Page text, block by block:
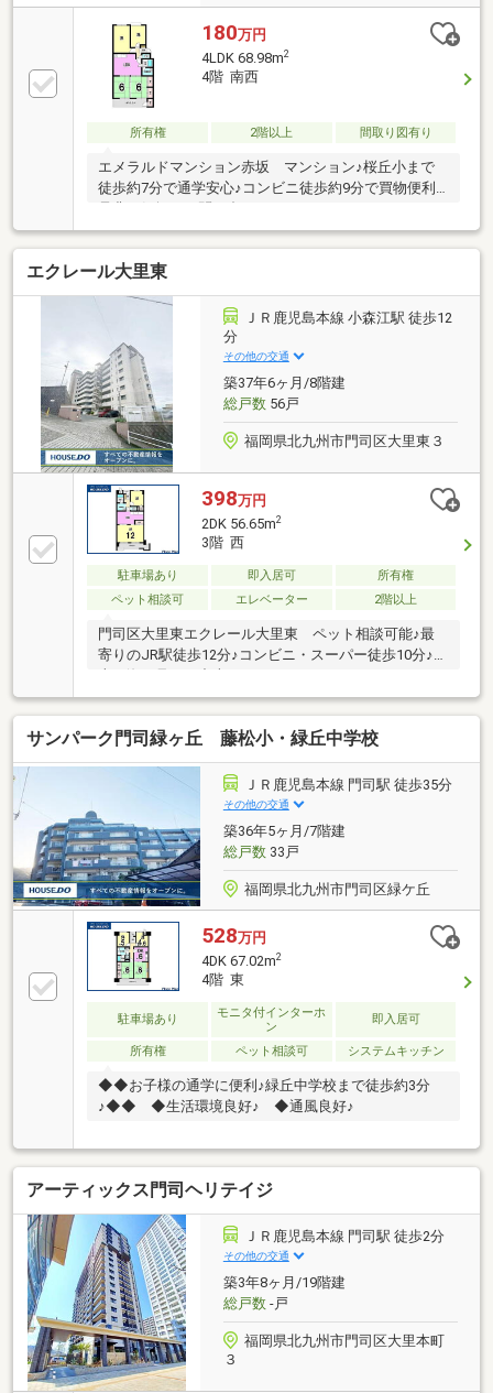
180万円
4LDK 68.98m2
4階 南西
所有権 2階以上 間取り図有り
エメラルドマンション赤坂 マンション♪桜丘小まで
徒歩約7分で通学安心♪コンビニ徒歩約9分で買物便利♪
エクレール大里東
ＪＲ鹿児島本線 小森江駅 徒歩12
分
その他の交通
築37年6ヶ月/8階建
総戸数56戸
福岡県北九州市門司区大里東３
398万円
2DK 56.65m2
3階 西
駐車場あり 即入居可
所有権
ペット相談可
エレベーター 2階以上
門司区大里東エクレール大里東 ペット相談可能♪最
寄りのJR駅徒歩12分♪コンビニ・スーパー徒歩10分♪花
火と海が見える中古マンション♪
サンパーク門司緑ヶ丘 藤松小・緑丘中学校
ＪＲ鹿児島本線 門司駅 徒歩35分
その他の交通
築36年5ヶ月/7階建
総戸数33戸
福岡県北九州市門司区緑ケ丘
528万円
4DK 67.02m2
4階 東
駐車場あり
モニタ付インターホ
ン
即入居可
所有権 ペット相談可 システムキッチン
◆◆お子様の通学に便利♪緑丘中学校まで徒歩約3分
♪◆◆ ◆生活環境良好♪ ◆通風良好♪
アーティックス門司ヘリテイジ
ＪＲ鹿児島本線 門司駅 徒歩2分
その他の交通
築3年8ヶ月/19階建
総戸数-戸
福岡県北九州市門司区大里本町
３